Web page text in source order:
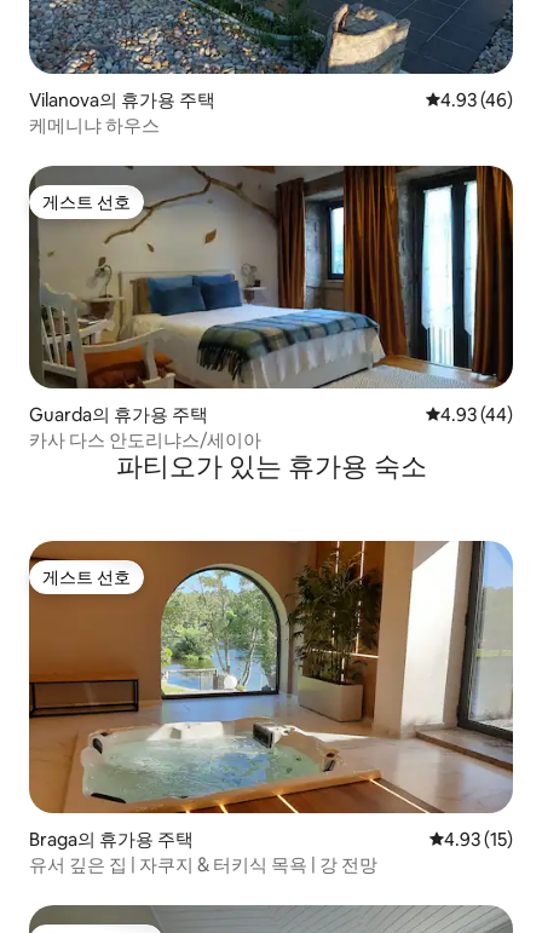
Vilanova의 휴가용 주택 평점 4.93점(5
4.93 (46)
케메니냐 하우스
게스트 선호
게스트 선호
Guarda의 휴가용 주택 평점 4.93점(5
4.93 (44)
카사 다스 안도리냐스/세이아
파티오가 있는 휴가용 숙소
게스트 선호
게스트 선호
Braga의 휴가용 주택 평점 4.93점
4.93 (15)
유서 깊은 집 | 자쿠지 & 터키식 목욕 | 강 전망